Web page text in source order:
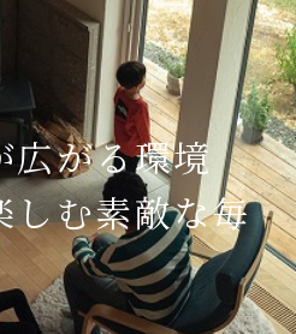
広がる環境
む素敵な毎